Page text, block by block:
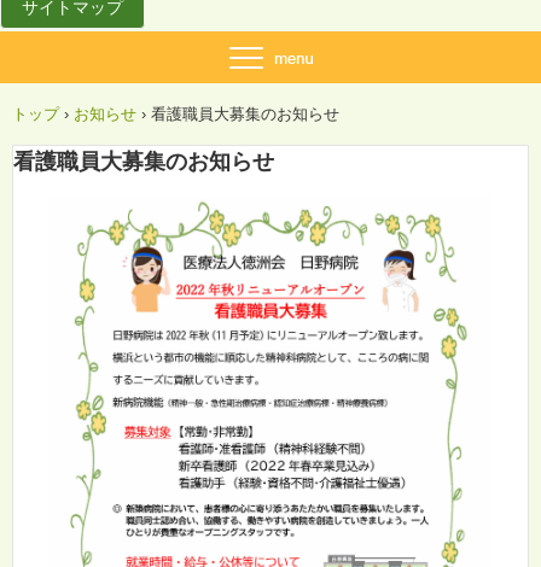
サイトマップ
トップ › お知らせ › 看護職員大募集のお知らせ
看護職員大募集のお知らせ